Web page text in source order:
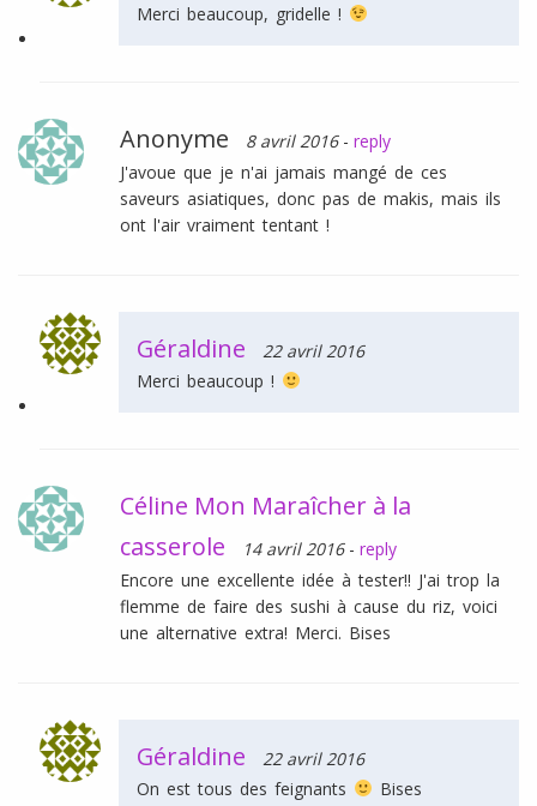
Merci beaucoup, gridelle !
Anonyme 8 avril 2016 - reply
J'avoue que je n'ai jamais mangé de ces
saveurs asiatiques, donc pas de makis, mais ils
ont l'air vraiment tentant !
Géraldine
22 avril 2016
Merci beaucoup !
Céline Mon Maraîcher à la
casserole
14 avril 2016 - reply
Encore une excellente idée à tester!! J'ai trop la
flemme de faire des sushi à cause du riz, voici
une alternative extra! Merci. Bises
Géraldine
22 avril 2016
On est tous des feignants
Bises